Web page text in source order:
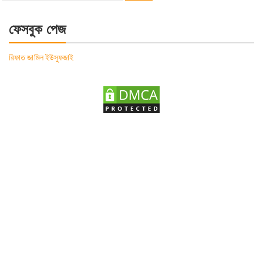
ফেসবুক পেজ
রিফাত জামিল ইউসুফজাই